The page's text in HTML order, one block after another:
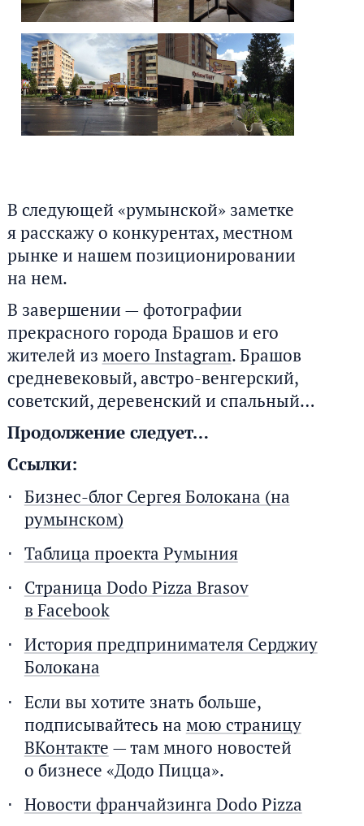
В следующей «румынской» заметке
я расскажу о конкурентах, местном
рынке и нашем позиционировании
на нем.
В завершении — фотографии
прекрасного города Брашов и его
жителей из моего Instagram. Брашов
средневековый, австро-венгерский,
советский, деревенский и спальный…
Продолжение следует…
Ссылки:
Бизнес-блог Сергея Болокана (на
румынском)
Таблица проекта Румыния
Страница Dodo Pizza Brasov
в Facebook
История предпринимателя Серджиу
Болокана
Если вы хотите знать больше,
подписывайтесь на мою страницу
ВКонтакте — там много новостей
о бизнесе «Додо Пицца».
Новости франчайзинга Dodo Pizza